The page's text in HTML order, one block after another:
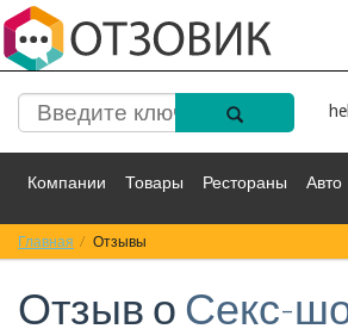
Компании Товары Рестораны Авто
Спорт Фильмы
Красота Здоровье Остальное
Главная Отзывы
Отзыв о Секс-